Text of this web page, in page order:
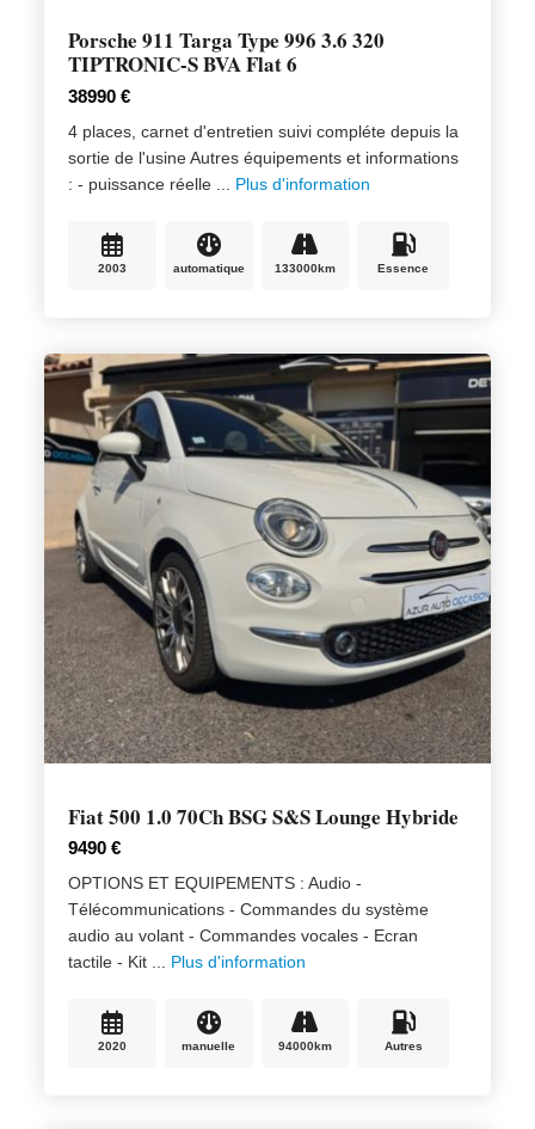
Porsche 911 Targa Type 996 3.6 320
TIPTRONIC-S BVA Flat 6
38990 €
4 places, carnet d'entretien suivi compléte depuis la
sortie de l'usine Autres équipements et informations
: - puissance réelle ... Plus d'information
2003 automatique 133000km Essence
Fiat 500 1.0 70Ch BSG S&S Lounge Hybride
9490 €
OPTIONS ET EQUIPEMENTS : Audio -
Télécommunications - Commandes du système
audio au volant - Commandes vocales - Ecran
tactile - Kit ... Plus d'information
2020 manuelle 94000km Autres